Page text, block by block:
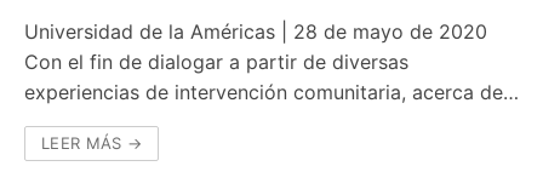
Universidad de la Américas | 28 de mayo de 2020
Con el fin de dialogar a partir de diversas
experiencias de intervención comunitaria, acerca de…
LEER MÁS →